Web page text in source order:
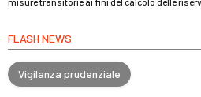
FLASH NEWS
Vigilanza prudenziale